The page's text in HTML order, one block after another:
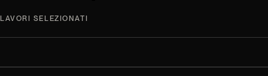
LAVORI SELEZIONATI